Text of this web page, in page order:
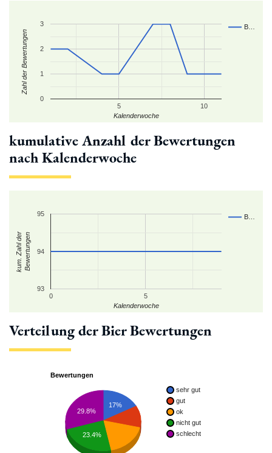
B…
5 10
0
1
2
3
Kalenderwoche
Zahl der Bewertungen
kumulative Anzahl der Bewertungen
nach Kalenderwoche
B…
0 5
93
94
95
Kalenderwoche
kum. Zahl derBewertungen
Verteilung der Bier Bewertungen
Bewertungen
sehr gut
gut
ok
nicht gut
schlecht
17%
29.8%
23.4%